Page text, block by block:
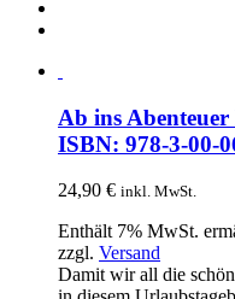
Ab ins
ISBN: 978-3-00-
24,90 € inkl. MwSt.
Enthält 7% MwSt.
zzgl. Versand
Damit wir all die